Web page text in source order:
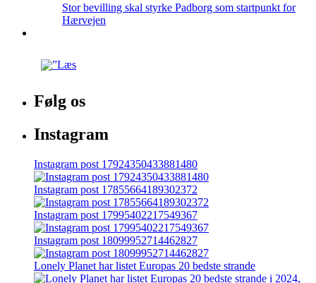
Stor bevilling skal styrke Padborg som startpunkt for
Hærvejen
Følg os
Instagram
Instagram post 17924350433881480
Instagram post 17855664189302372
Instagram post 17995402217549367
Instagram post 18099952714462827
Lonely Planet har listet Europas 20 bedste strande